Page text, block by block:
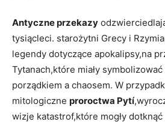
Antyczne przekazy
tysiącleci. starożytni Grecy i
legendy dotyczące apokalipsy,na
Tytanach,które miały
porządkiem a chaosem. W
mitologiczne proroctwa Pytí
wizje katastrof,które mogły